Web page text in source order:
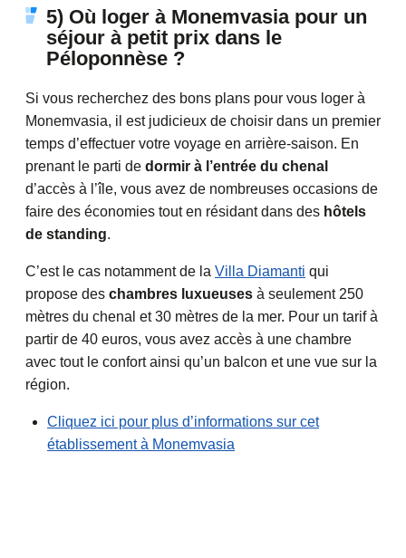
5) Où loger à Monemvasia pour un
séjour à petit prix dans le
Péloponnèse ?
Si vous recherchez des bons plans pour vous loger à
Monemvasia, il est judicieux de choisir dans un premier
temps d’effectuer votre voyage en arrière-saison. En
prenant le parti de dormir à l’entrée du chenal
d’accès à l’île, vous avez de nombreuses occasions de
faire des économies tout en résidant dans des hôtels
de standing.
C’est le cas notamment de la Villa Diamanti qui
propose des chambres luxueuses à seulement 250
mètres du chenal et 30 mètres de la mer. Pour un tarif à
partir de 40 euros, vous avez accès à une chambre
avec tout le confort ainsi qu’un balcon et une vue sur la
région.
Cliquez ici pour plus d’informations sur cet
établissement à Monemvasia